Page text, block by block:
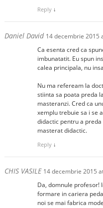
Reply ↓
Daniel David 14 decembrie 2015
Ca esenta cred ca
imbunatatit. Eu spun
calea principala, nu
Nu ma refeream la
stiinta sa poata preda
masteranzi. Cred ca
xemplu trebuie sa i se
didactic pentru a
masterat didactic.
Reply ↓
CHIS VASILE 14 decembrie 2015
Da, domnule profesor!
formare in cariera
noi se mai fabrica